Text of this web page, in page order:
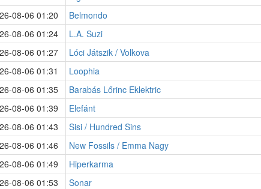
08-06 01:20
Belmondo
08-06 01:24
L.A. Suzi
08-06 01:27
Lóci Játszik / Volkova
08-06 01:31
Loophia
08-06 01:35
Barabás Lőrinc Eklektric
08-06 01:39
Elefánt
08-06 01:43
Sisi / Hundred Sins
08-06 01:46
New Fossils / Emma Nagy
08-06 01:49
Hiperkarma
08-06 01:53
Sonar